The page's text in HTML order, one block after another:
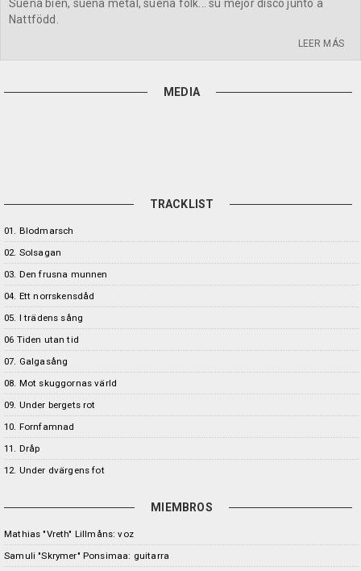
Suena bien, suena metal, suena folk... su mejor disco junto a
Nattfödd.
LEER MÁS
MEDIA
TRACKLIST
01. Blodmarsch
02. Solsagan
03. Den frusna munnen
04. Ett norrskensdåd
05. I trädens sång
06 Tiden utan tid
07. Galgasång
08. Mot skuggornas värld
09. Under bergets rot
10. Fornfamnad
11. Dråp
12. Under dvärgens fot
MIEMBROS
Mathias "Vreth" Lillmåns: voz
Samuli "Skrymer" Ponsimaa: guitarra